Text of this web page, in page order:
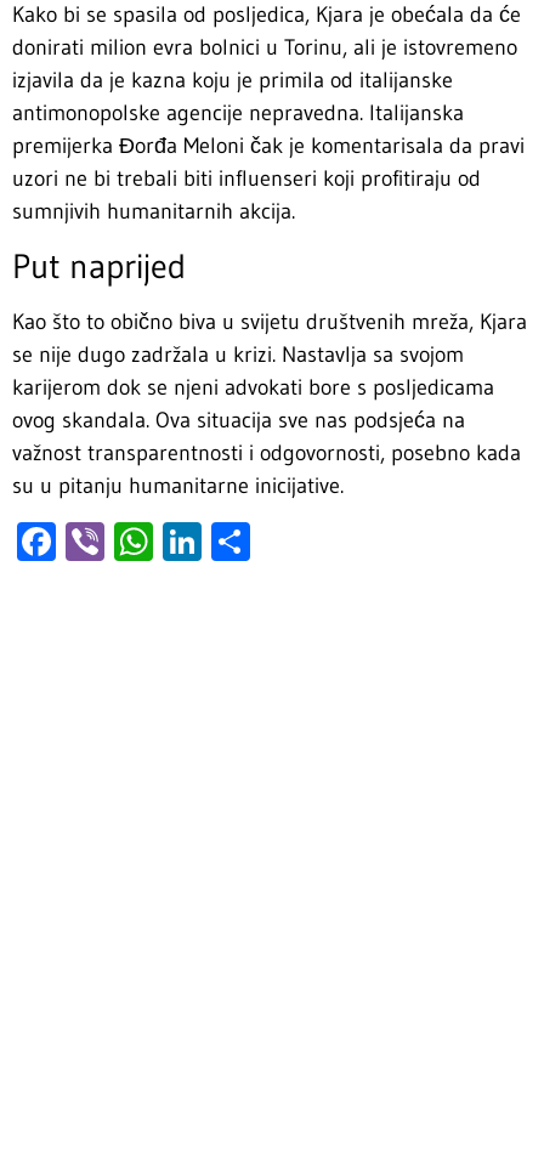
Kako bi se spasila od posljedica, Kjara je obećala da će
donirati milion evra bolnici u Torinu, ali je istovremeno
izjavila da je kazna koju je primila od italijanske
antimonopolske agencije nepravedna. Italijanska
premijerka Đorđa Meloni čak je komentarisala da pravi
uzori ne bi trebali biti influenseri koji profitiraju od
sumnjivih humanitarnih akcija.
Put naprijed
Kao što to obično biva u svijetu društvenih mreža, Kjara
se nije dugo zadržala u krizi. Nastavlja sa svojom
karijerom dok se njeni advokati bore s posljedicama
ovog skandala. Ova situacija sve nas podsjeća na
važnost transparentnosti i odgovornosti, posebno kada
su u pitanju humanitarne inicijative.
Facebook
ViberWhatsApp
LinkedIn